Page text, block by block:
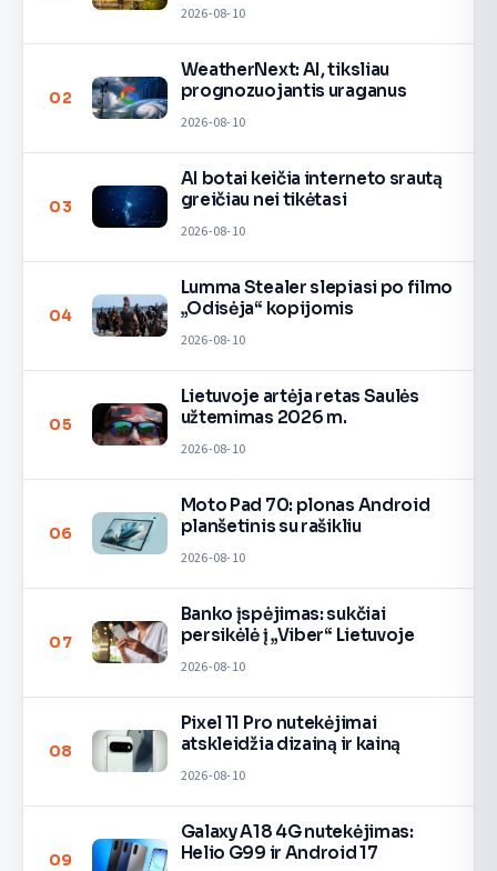
2026-08-10
02
WeatherNext: AI, tiksliau
prognozuojantis uraganus
2026-08-10
03
AI botai keičia interneto srautą
greičiau nei tikėtasi
2026-08-10
04
Lumma Stealer slepiasi po filmo
„Odisėja“ kopijomis
2026-08-10
05
Lietuvoje artėja retas Saulės
užtemimas 2026 m.
2026-08-10
06
Moto Pad 70: plonas Android
planšetinis su rašikliu
2026-08-10
07
Banko įspėjimas: sukčiai
persikėlė į „Viber“ Lietuvoje
2026-08-10
08
Pixel 11 Pro nutekėjimai
atskleidžia dizainą ir kainą
2026-08-10
09
Galaxy A18 4G nutekėjimas:
Helio G99 ir Android 17